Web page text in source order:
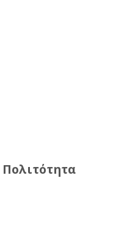
Πολιτότητα